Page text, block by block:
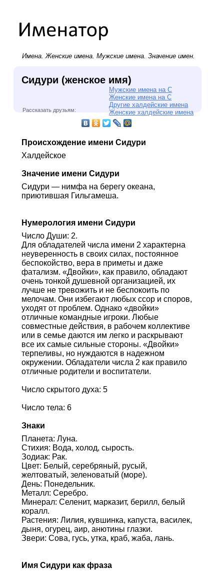
Имена.Женские имена. Мужские имена. Значение имен.
Сидури (женское имя)
Мужские имена на С
Женские имена на С
Другие халдейские имена
Женские халдейские имена
Рассказать друзьям:
Происхождение имени Сидури
Халдейское
Значение имени Сидури
Сидури — нимфа на берегу океана,
приютившая Гильгамеша.
Нумерология имени Сидури
Число Души: 2.
Для обладателей числа имени 2 характерна
неуверенность в своих силах, постоянное
беспокойство, вера в приметы и даже
фатализм. «Двойки», как правило, обладают
очень тонкой душевной организацией, их
лучше не тревожить и не беспокоить по
мелочам. Они избегают любых ссор и споров,
уходят от проблем. Однако «двойки»
отличные командные игроки. Любые
совместные действия, в рабочем коллективе
или в семье даются им легко и раскрывают
все их самые сильные стороны. «Двойки»
терпеливы, но нуждаются в надежном
окружении. Обладатели числа 2 как правило
отличные родители и воспитатели.
Число скрытого духа: 5
Число тела: 6
Знаки
Планета: Луна.
Стихия: Вода, холод, сырость.
Зодиак: Рак.
Цвет: Белый, серебряный, русый,
желтоватый, зеленоватый (море).
День: Понедельник.
Металл: Серебро.
Минерал: Селенит, марказит, берилл, белый
коралл.
Растения: Лилия, кувшинка, капуста, василек,
дыня, огурец, аир, анютины глазки.
Звери: Сова, гусь, утка, краб, жаба, лань.
Имя Сидури как фраза